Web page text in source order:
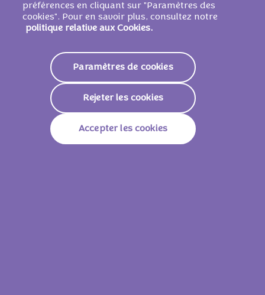
Dont Sucres 58g
Protéines 6,3g
Sodium 0,37g
33,3 g
Énergie 738kJ /177 Kcal
préférences en cliquant sur "Paramètres des
cookies". Pour en savoir plus, consultez notre
politique relative aux Cookies.
Paramètres de cookies
Rejeter les cookies
Accepter les cookies